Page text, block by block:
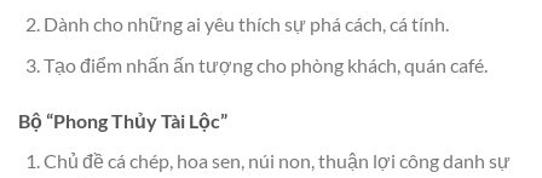
Dành cho những ai yêu thích sự phá cách, cá tính.
Tạo điểm nhấn ấn tượng cho phòng khách, quán café.
Bộ “Phong Thủy Tài Lộc”
Chủ đề cá chép, hoa sen, núi non, thuận lợi công danh sự